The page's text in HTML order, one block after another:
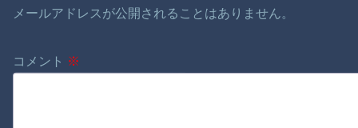
メールアドレスが公開されることはありません。
コメント ※